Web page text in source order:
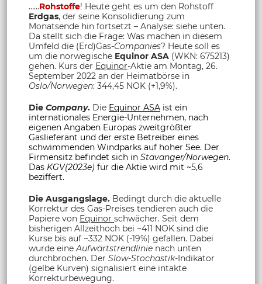
…...Rohstoffe! Heute geht es um den Rohstoff
Erdgas, der seine Konsolidierung zum
Monatsende hin fortsetzt – Analyse: siehe unten.
Da stellt sich die Frage: Was machen in diesem
Umfeld die (Erd)Gas-Companies? Heute soll es
um die norwegische Equinor ASA (WKN: 675213)
gehen. Kurs der Equinor-Aktie am Montag, 26.
September 2022 an der Heimatbörse in
Oslo/Norwegen: 344,45 NOK (+1,9%).
Die Company. Die Equinor ASA ist ein
internationales Energie-Unternehmen, nach
eigenen Angaben Europas zweitgrößter
Gaslieferant und der erste Betreiber eines
schwimmenden Windparks auf hoher See. Der
Firmensitz befindet sich in Stavanger/Norwegen.
Das KGV(2023e) für die Aktie wird mit ~5,6
beziffert.
Die Ausgangslage. Bedingt durch die aktuelle
Korrektur des Gas-Preises tendieren auch die
Papiere von Equinor schwächer. Seit dem
bisherigen Allzeithoch bei ~411 NOK sind die
Kurse bis auf ~332 NOK (-19%) gefallen. Dabei
wurde eine Aufwärtstrendlinie nach unten
durchbrochen. Der Slow-Stochastik-Indikator
(gelbe Kurven) signalisiert eine intakte
Korrekturbewegung.